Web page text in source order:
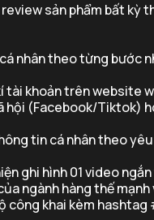
sản phẩm bất kỳ
nhân theo từng bước
tài khoản trên website
hội (Facebook/Tiktok)
tin cá nhân theo
ghi hình 01 video
ngành hàng thế
công khai kèm hashtag